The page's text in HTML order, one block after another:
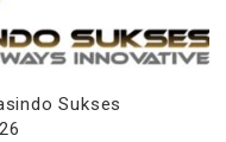
Sukses